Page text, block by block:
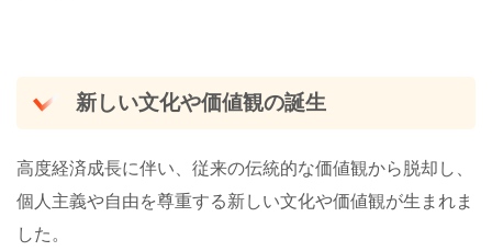
新しい文化や価値観の誕生
高度経済成長に伴い、従来の伝統的な価値観から脱却し、
個人主義や自由を尊重する新しい文化や価値観が生まれま
した。